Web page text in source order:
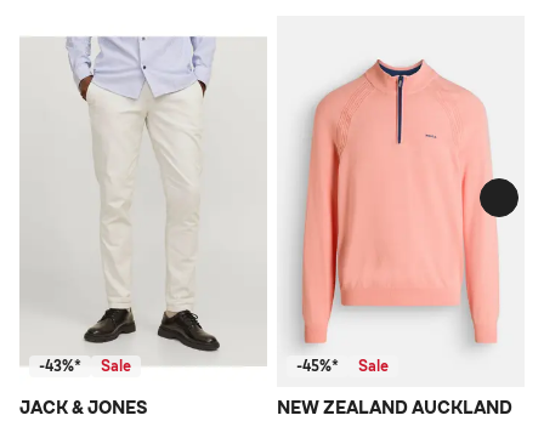
-43%* Sale
JACK & JONES
-45%* Sale
NEW ZEALAND AUCKLAND